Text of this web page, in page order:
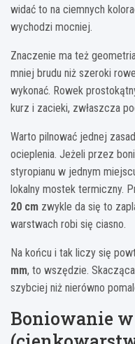
widać to na ciemnych
wychodzi mocniej.
Znaczenie ma też
mniej brudu niż szeroki
wykonać. Rowek
kurz i zacieki, zwłaszcza
Warto pilnować jednej
ocieplenia. Jeżeli przez
styropianu w jednym
lokalny mostek termiczny.
20 cm zwykle da się to
warstwach robi się ciasno.
Na końcu i tak liczy się
mm, to wszędzie.
szybciej niż nierówno
Boniowanie